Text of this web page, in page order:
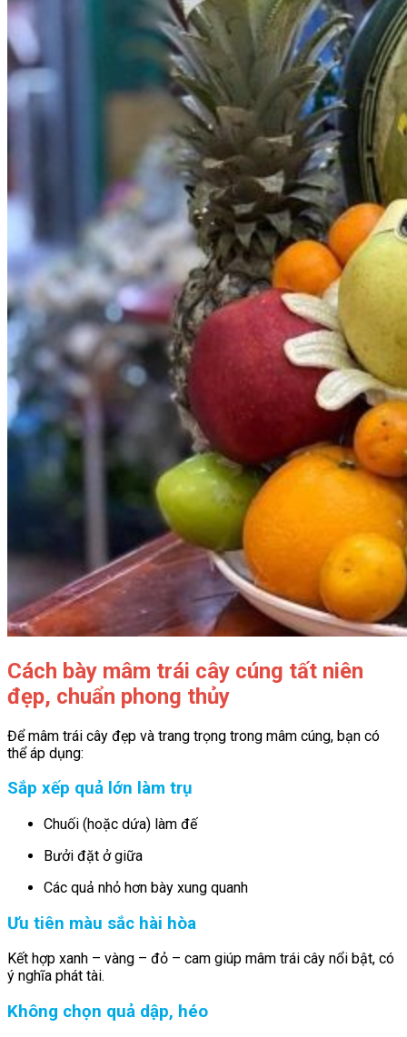
Cách bày mâm trái cây cúng tất niên
đẹp, chuẩn phong thủy
Để mâm trái cây đẹp và trang trọng trong mâm cúng, bạn có
thể áp dụng:
Sắp xếp quả lớn làm trụ
Chuối (hoặc dứa) làm đế
Bưởi đặt ở giữa
Các quả nhỏ hơn bày xung quanh
Ưu tiên màu sắc hài hòa
Kết hợp xanh – vàng – đỏ – cam giúp mâm trái cây nổi bật, có
ý nghĩa phát tài.
Không chọn quả dập, héo